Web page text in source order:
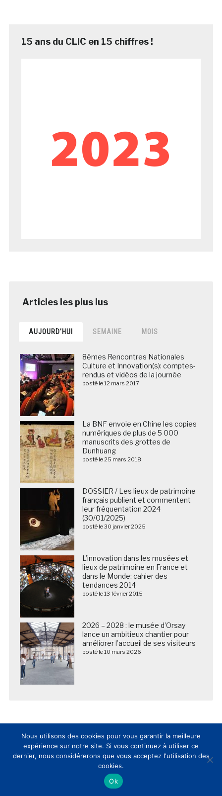
15 ans du CLIC en 15 chiffres !
AUJOURD’HUI SEMAINE MOIS
8èmes Rencontres Nationales
Culture et Innovation(s): comptes-
rendus et vidéos de la journée
posté le 12 mars 2017
La BNF envoie en Chine les copies
numériques de plus de 5 000
manuscrits des grottes de
Dunhuang
posté le 25 mars 2018
DOSSIER / Les lieux de patrimoine
français publient et commentent
leur fréquentation 2024
(30/01/2025)
posté le 30 janvier 2025
L’innovation dans les musées et
lieux de patrimoine en France et
dans le Monde: cahier des
tendances 2014
posté le 13 février 2015
2026 – 2028 : le musée d’Orsay
lance un ambitieux chantier pour
améliorer l’accueil de ses visiteurs
posté le 10 mars 2026
Nous suivre sur les réseaux sociaux
Nous utilisons des cookies pour vous garantir la meilleure
expérience sur notre site. Si vous continuez à utiliser ce
dernier, nous considérerons que vous acceptez l'utilisation des
cookies.
Ok